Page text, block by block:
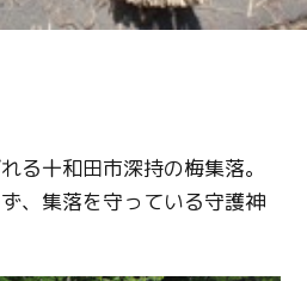
る十和田市深持の梅集落。
、集落を守っている守護神